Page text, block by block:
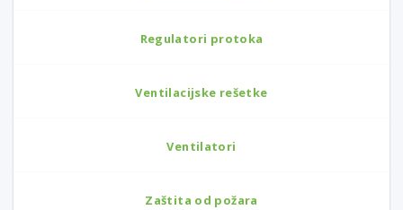
Regulatori protoka
Ventilacijske rešetke
Ventilatori
Zaštita od požara